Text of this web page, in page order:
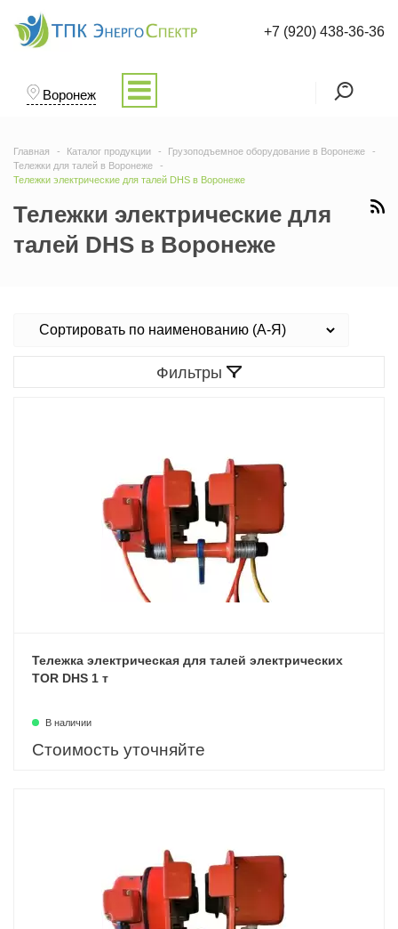
Воронеж
+7 (920) 438-36-36
Главная Каталог продукции
Грузоподъемное оборудование в Воронеже
Тележки для талей в Воронеже
Тележки электрические для талей DHS в Воронеже
Тележки электрические для
талей DHS в Воронеже
Фильтры
Тележка электрическая для талей электрических
TOR DHS 1 т
В наличии
Стоимость уточняйте